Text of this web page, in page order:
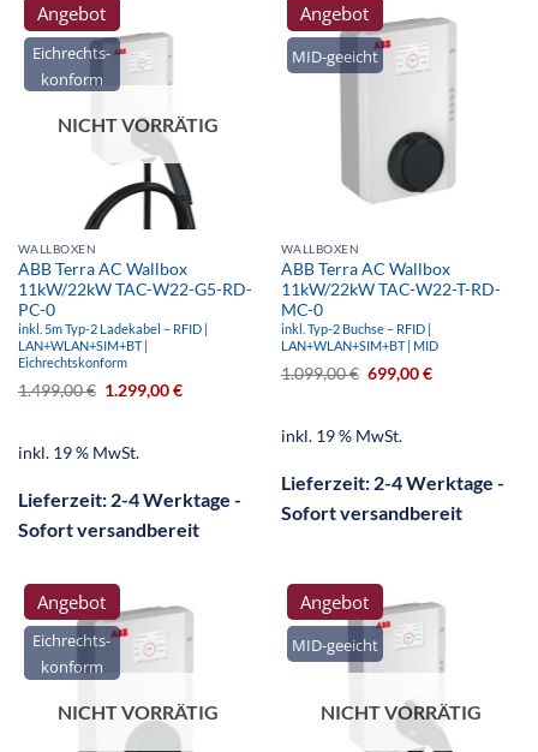
Eichrechts-
konform
Angebot
NICHT VORRÄTIG
WALLBOXEN
ABB Terra AC Wallbox
11kW/22kW TAC-W22-G5-RD-
PC-0
inkl. 5m Typ-2 Ladekabel – RFID |
LAN+WLAN+SIM+BT |
Eichrechtskonform
1.499,00€ 1.299,00€
inkl. 19 % MwSt.
Lieferzeit: 2-4 Werktage -
Sofort versandbereit
Angebot
MID-geeicht
WALLBOXEN
ABB Terra AC Wallbox
11kW/22kW TAC-W22-T-RD-
MC-0
inkl. Typ-2 Buchse – RFID |
LAN+WLAN+SIM+BT | MID
1.099,00€ 699,00€
inkl. 19 % MwSt.
Lieferzeit: 2-4 Werktage -
Sofort versandbereit
Eichrechts-
konform
Angebot
NICHT VORRÄTIG
MID-geeicht
Angebot
NICHT VORRÄTIG